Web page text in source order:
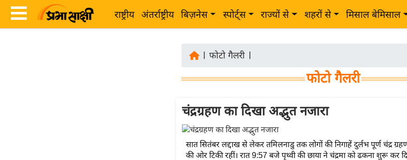
राष्ट्रीय अंतर्राष्ट्रीय बिज़नेस स्पोर्ट्स राज्यों से शहरों से मिसाल बेमिसाल
फोटो गैलरी
फोटो गैलरी
चंद्रग्रहण का दिखा अद्भुत नजारा
सात सितंबर लद्दाख से लेकर तमिलनाडु तक लोगों की निगाहें दुर्लभ‍‍‍ पूर्ण चंद्र
की ओर टिकी रहीं। रात 9:57 बजे पृथ्वी की छाया ने चंद्रमा को ढकना शुरू कर